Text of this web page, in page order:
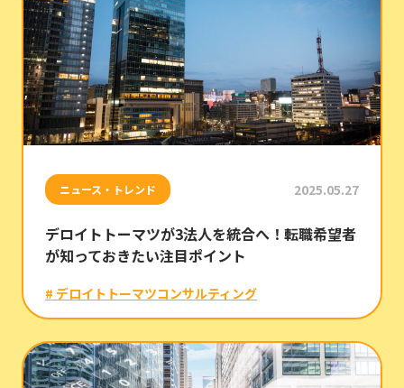
ニュース・トレンド 2025.05.27
デロイトトーマツが3法人を統合へ！転職希望者
が知っておきたい注目ポイント
# デロイトトーマツコンサルティング